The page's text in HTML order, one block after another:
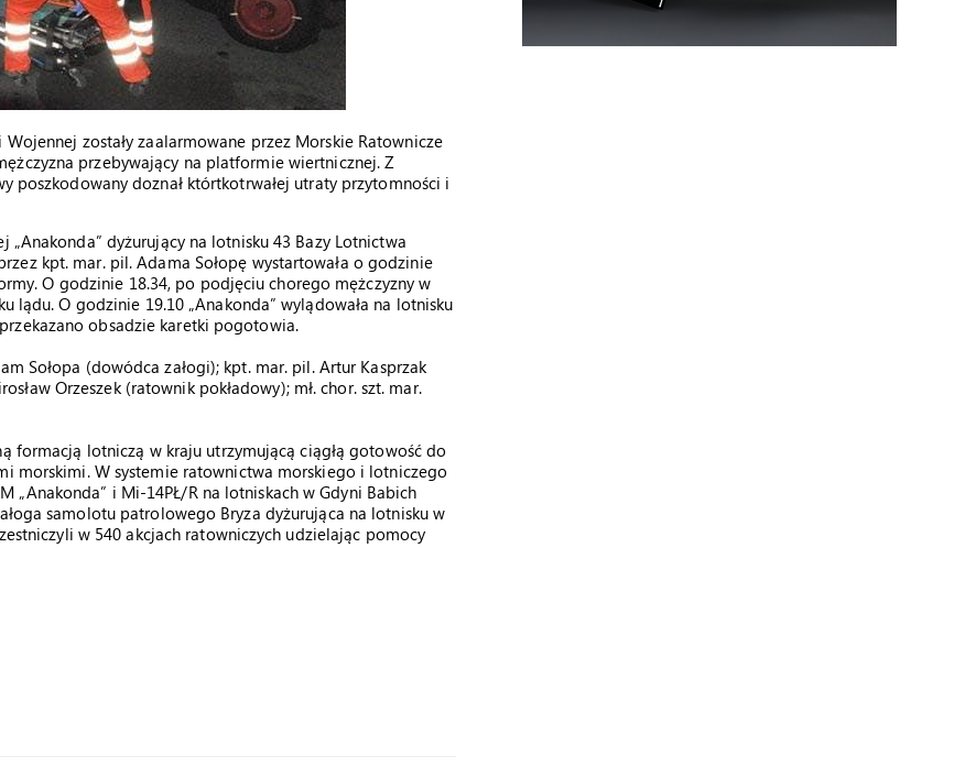
zostały zaalarmowane przez Morskie Ratownicze
przebywający na platformie wiertnicznej. Z
poszkodowany doznał którtkotrwałej utraty przytomności i
„Anakonda” dyżurujący na lotnisku 43 Bazy Lotnictwa
kpt. mar. pil. Adama Sołopę wystartowała o godzinie
O godzinie 18.34, po podjęciu chorego mężczyzny w
lądu. O godzinie 19.10 „Anakonda” wylądowała na lotnisku
obsadzie karetki pogotowia.
Sołopa (dowódca załogi); kpt. mar. pil. Artur Kasprzak
Orzeszek (ratownik pokładowy); mł. chor. szt. mar.
formacją lotniczą w kraju utrzymującą ciągłą gotowość do
morskimi. W systemie ratownictwa morskiego i lotniczego
„Anakonda” i Mi-14PŁ/R na lotniskach w Gdyni Babich
samolotu patrolowego Bryza dyżurująca na lotnisku w
w 540 akcjach ratowniczych udzielając pomocy